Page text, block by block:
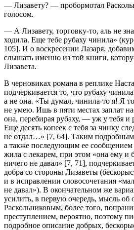
— Лизавету? — пробормотал
голосом.
— А Лизавету, торговку-то, аль не
ходила. Еще тебе рубаху чинила»
105]. И о воскресении Лазаря,
слышать именно из той книги,
Лизавета.
В черновиках романа в реплике
подчеркивается то, что рубаху
а не она. «Ты думал, чинила-то я! Я
не умею. Ишь в пяти местах заплат
она, перебирая рубаху, — уж у тебя и
Еще десять копеек с тебя за чинку
не отдал…» [7, 64]. Таким подробным
а также последующим ее сообщением
жила с лекарем, при этом «она ему и
ничего не давал» [7, 71],
добра со стороны Лизаветы
и в исправлении словосочетания
не давал»). В окончательном же
усилить, в первую очередь, мысль об
Раскольниковым, более того,
преступлением, вероятно, поэтому
подробное описание добрых,